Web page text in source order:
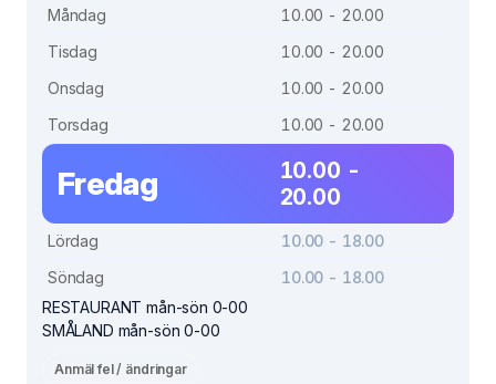
Måndag
10.00 - 20.00
Tisdag
10.00 - 20.00
Onsdag
10.00 - 20.00
Torsdag
10.00 - 20.00
Fredag
10.00 -
20.00
Lördag
10.00 - 18.00
Söndag
10.00 - 18.00
RESTAURANT mån-sön 0-00
SMÅLAND mån-sön 0-00
Anmäl fel / ändringar